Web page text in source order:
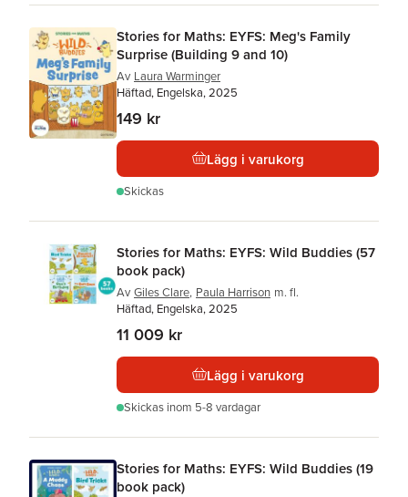
Stories for Maths: EYFS: Meg's Family
Surprise (Building 9 and 10)
Av Laura Warminger
Häftad, Engelska, 2025
149 kr
Lägg i varukorg
Skickas
Stories for Maths: EYFS: Wild Buddies (57
book pack)
Av Giles Clare, Paula Harrison m. fl.
Häftad, Engelska, 2025
11 009 kr
Lägg i varukorg
Skickas inom 5-8 vardagar
Stories for Maths: EYFS: Wild Buddies (19
book pack)